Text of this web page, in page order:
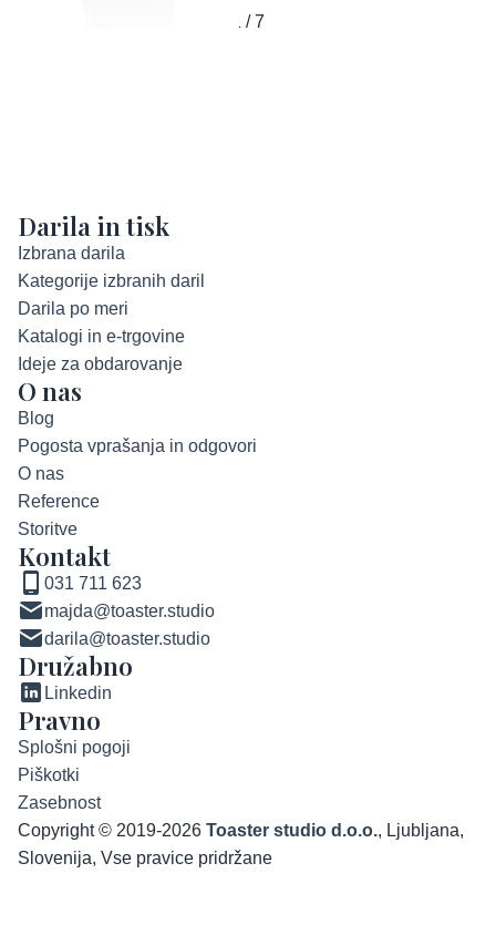
1 / 7
Darila in tisk
Izbrana darila
Kategorije izbranih daril
Darila po meri
Katalogi in e-trgovine
Ideje za obdarovanje
O nas
Blog
Pogosta vprašanja in odgovori
O nas
Reference
Storitve
Kontakt
031 711 623
majda@toaster.studio
darila@toaster.studio
Družabno
Linkedin
Pravno
Splošni pogoji
Piškotki
Zasebnost
Copyright © 2019-2026 Toaster studio d.o.o., Ljubljana,
Slovenija, Vse pravice pridržane